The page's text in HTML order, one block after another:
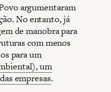
argumentaram
No entanto, já
de manobra para
com menos
para um
um
empresas.